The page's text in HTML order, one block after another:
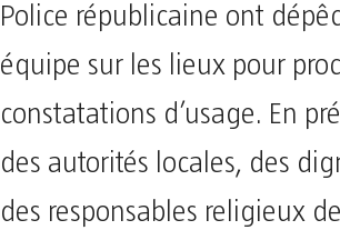
Police républicaine ont
équipe sur les lieux pour
constatations d’usage. En
des autorités locales, des
des responsables religieux